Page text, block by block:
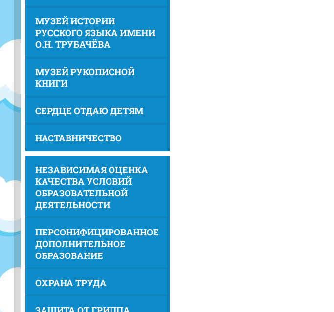
МУЗЕЙ ИСТОРИИ
РУССКОГО ЯЗЫКА ИМЕНИ
О.Н. ТРУБАЧЁВА
МУЗЕЙ РУКОПИСНОЙ
КНИГИ
СЕРДЦЕ ОТДАЮ ДЕТЯМ
НАСТАВНИЧЕСТВО
НЕЗАВИСИМАЯ ОЦЕНКА
КАЧЕСТВА УСЛОВИЙ
ОБРАЗОВАТЕЛЬНОЙ
ДЕЯТЕЛЬНОСТИ
ПЕРСОНИФИЦИРОВАННОЕ
ДОПОЛНИТЕЛЬНОЕ
ОБРАЗОВАНИЕ
ОХРАНА ТРУДА